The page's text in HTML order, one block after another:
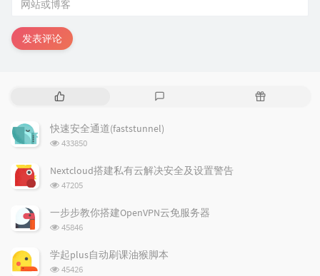
发表评论
热
文
章
随
快速安全通道(faststunnel)
浏
次
433850
Nextcloud搭建私有云解决安全及设置警告
浏
次
数:
47205
一步步教你搭建OpenVPN云免服务器
浏
次
数:
45846
学起plus自动刷课油猴脚本
浏
45426